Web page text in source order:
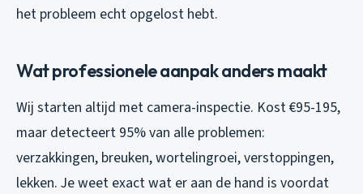
het probleem echt opgelost hebt.
Wat professionele aanpak anders maakt
Wij starten altijd met camera-inspectie. Kost €95-195,
maar detecteert 95% van alle problemen:
verzakkingen, breuken, wortelingroei, verstoppingen,
lekken. Je weet exact wat er aan de hand is voordat